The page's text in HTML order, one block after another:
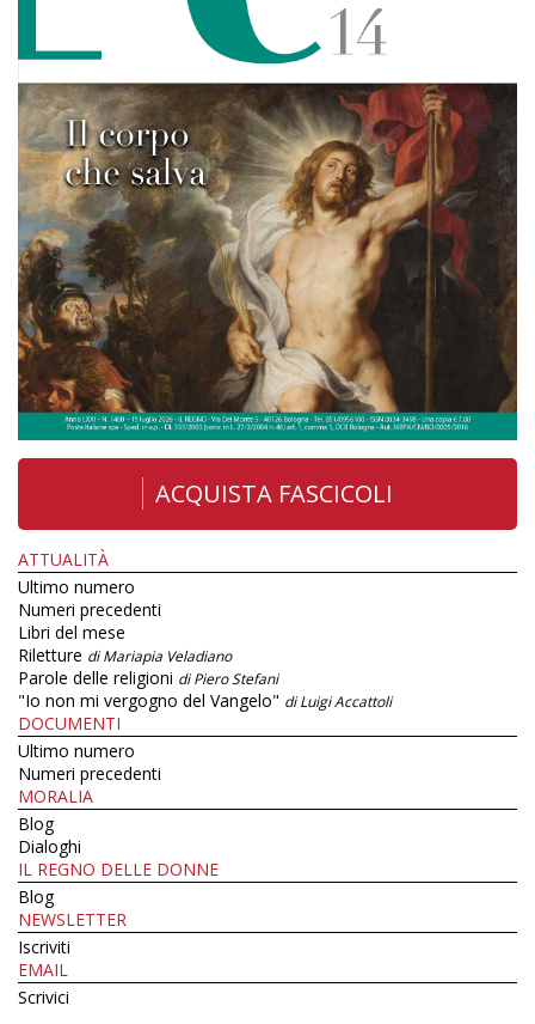
ACQUISTA FASCICOLI
ATTUALITÀ
Ultimo numero
Numeri precedenti
Libri del mese
Riletture di Mariapia Veladiano
Parole delle religioni di Piero Stefani
"Io non mi vergogno del Vangelo" di Luigi Accattoli
DOCUMENTI
Ultimo numero
Numeri precedenti
MORALIA
Blog
Dialoghi
IL REGNO DELLE DONNE
Blog
NEWSLETTER
Iscriviti
EMAIL
Scrivici